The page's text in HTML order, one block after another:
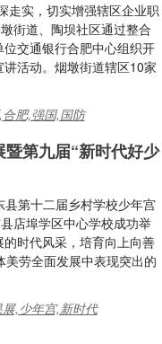
走实，切实增强辖区企业职
街道、陶坝社区通过整合
交通银行合肥中心组织开
活动。烟墩街道辖区10家
肥,强国,国防
第九届“新时代好少
第十二届乡村学校少年宫
店埠学区中心学校成功举
时代风采，培育向上向善
劳全面发展中表现突出的
,少年宫,新时代